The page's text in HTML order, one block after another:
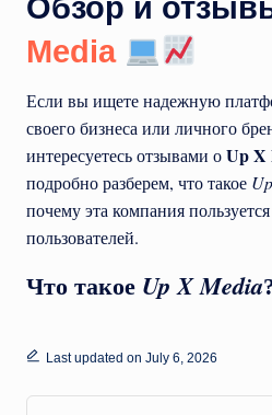
Обзор и
Media
Если вы ищете надежную
своего бизнеса или личного
интересуетесь отзывами оUp X
подробно разберем, что такое
почему эта компания
пользователей.
Что такое Up X Media
Last updated on July 6, 2026